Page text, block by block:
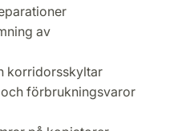
av
korridorsskyltar
förbrukningsvaror